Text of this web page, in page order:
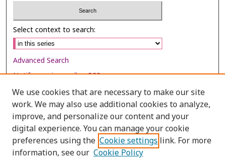
Select context to search:
Advanced Search
Notify me via email orRSS
Browse
Collections
Disciplines
Authors
We use cookies that are necessary to make our site
work. We may also use additional cookies to analyze,
improve, and personalize our content and your
digital experience. You can manage your cookie
preferences using the Cookie settings link. For more
information, see our Cookie Policy